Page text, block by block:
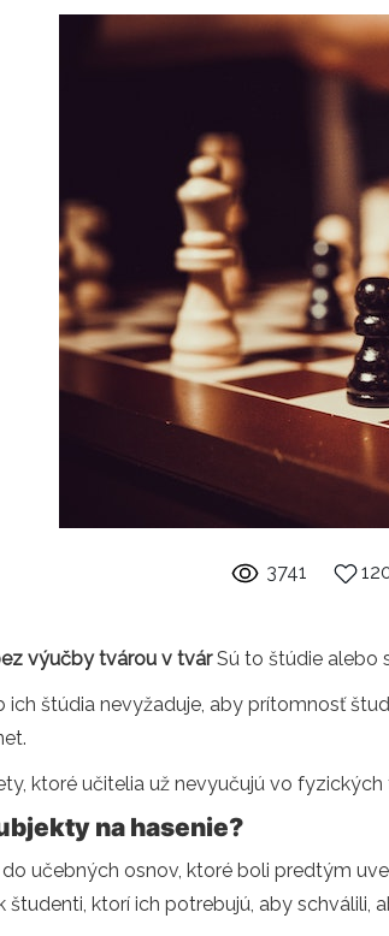
3741
výučby tvárou v tvárSú to štúdie alebo
ich štúdia nevyžaduje, aby prítomnosť
ktoré učitelia už nevyučujú vo
na hasenie?
učebných osnov, ktoré boli predtým
študenti, ktorí ich potrebujú, aby